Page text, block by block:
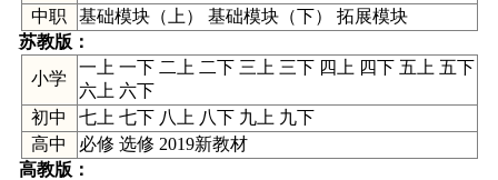
中职
基础模块（上） 基础模块（下） 拓展模块
苏教版 ：
小学
一上 一下 二上 二下 三上 三下 四上 四下 五上 五下
六上 六下
初中
七上 七下 八上 八下 九上 九下
高中
必修 选修 2019新教材
高教版 ：